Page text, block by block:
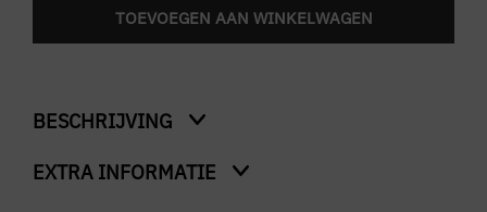
TOEVOEGEN AAN WINKELWAGEN
BESCHRIJVING
Superfine T-Shirt
EXTRA INFORMATIE